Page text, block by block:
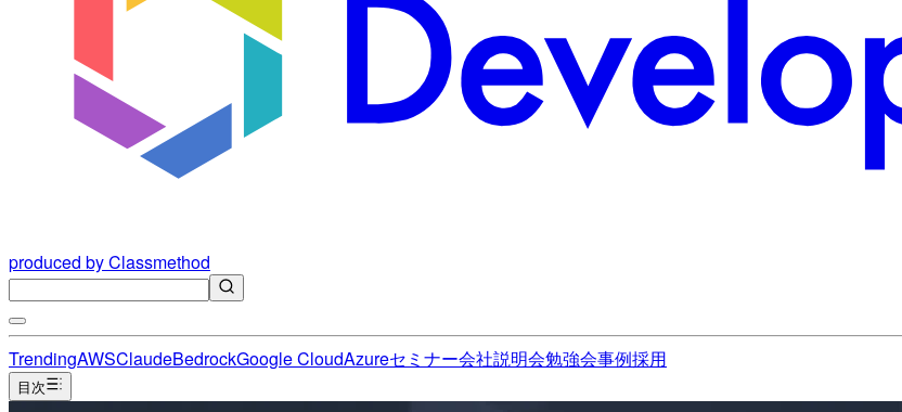
produced by Classmethod
TrendingAWSClaudeBedrockGoogle CloudAzureセミナー会社説明会勉強会事例採用
目次